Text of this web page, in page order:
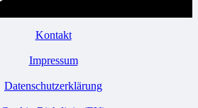
Kontakt
Impressum
Datenschutzerklärung